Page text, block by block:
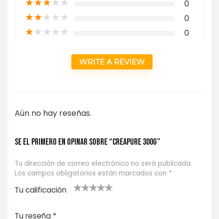
0
★★★★★ 0
★★★★★ 0
WRITE A REVIEW
Aún no hay reseñas.
Se el primero en opinar sobre “CREAPURE 300g”
Tu dirección de correo electrónico no será publicada.
Los campos obligatorios están marcados con *
Tu calificación
Tu reseña *